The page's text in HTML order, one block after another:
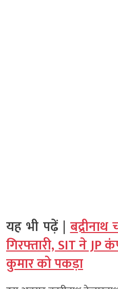
यह भी पढ़ें |
गिरफ्तारी, SIT ने JP
कुमार को पकड़ा